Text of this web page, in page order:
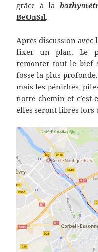
grâce à la
BeOnSil.
Après discussion avec
fixer un plan. Le
remonter tout le bief
fosse la plus profonde.
mais les péniches,
notre chemin et
elles seront libres lors